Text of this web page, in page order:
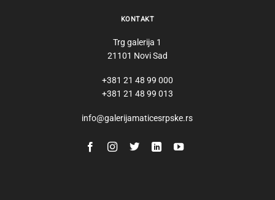
KONTAKT
Trg galerija 1
21101 Novi Sad
+381 21 48 99 000
+381 21 48 99 013
info@galerijamaticesrpske.rs